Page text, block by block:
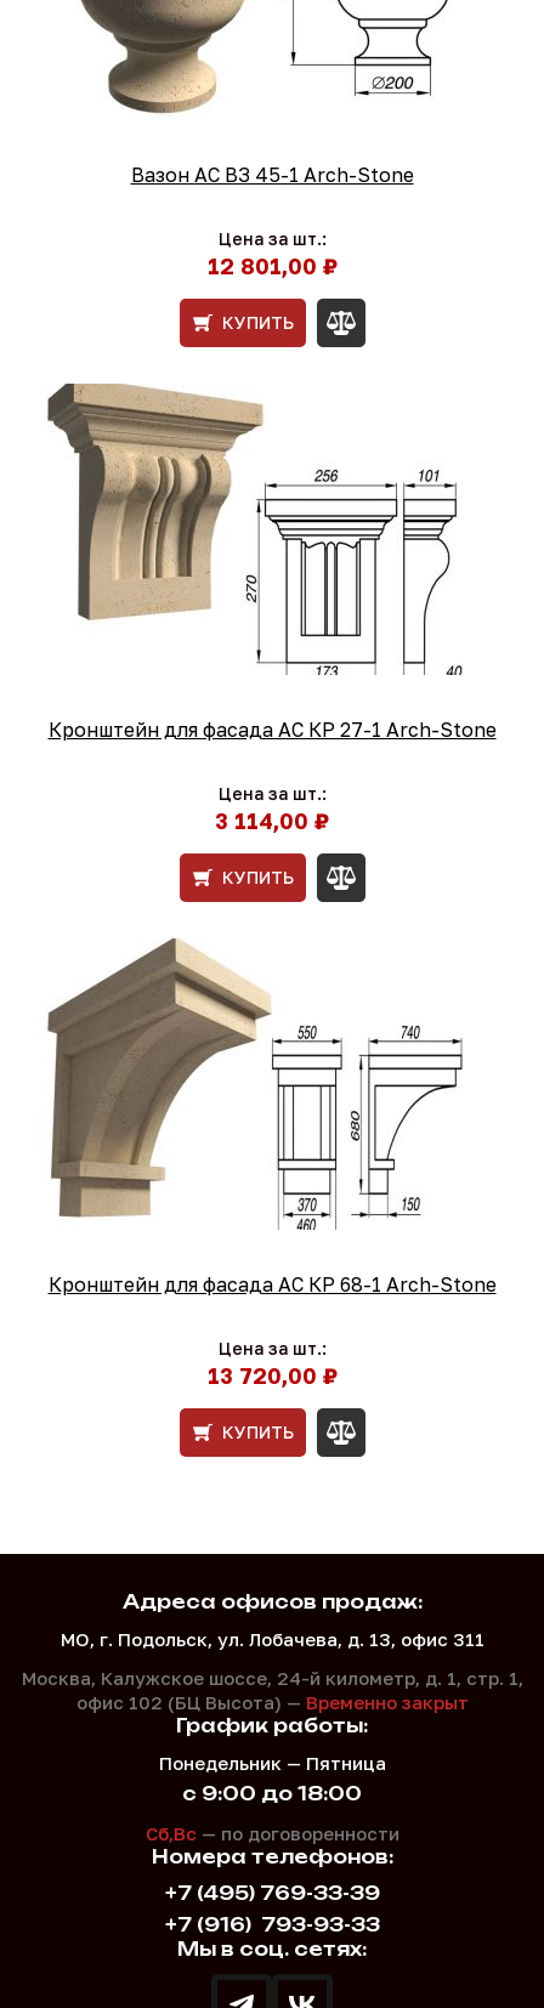
Вазон АС ВЗ 45-1 Arch-Stone
Цена за шт.:
12 801,00 ₽
КУПИТЬ
Кронштейн для фасада АС КР 27-1 Arch-Stone
Цена за шт.:
3 114,00 ₽
КУПИТЬ
Кронштейн для фасада АС КР 68-1 Arch-Stone
Цена за шт.:
13 720,00 ₽
КУПИТЬ
Адреса офисов продаж:
МО, г. Подольск, ул. Лобачева, д. 13, офис 311
Москва, Калужское шоссе, 24-й километр, д. 1, стр. 1,
офис 102 (БЦ Высота) — Временно закрыт
Номера телефонов:
+7 (495) 769-33-39
+7 (916) 793-93-33
График работы:
Понедельник — Пятница
с 9:00 до 18:00
Сб,Вс — по договоренности
Мы в соц. сетях: